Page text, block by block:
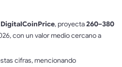
DigitalCoinPrice, proyecta260–380
con un valor medio cercano a
cifras, mencionando